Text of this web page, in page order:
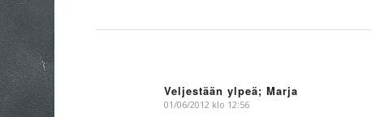
Veljestään ylpeä; Marja
says:
01/06/2012 klo 12:56